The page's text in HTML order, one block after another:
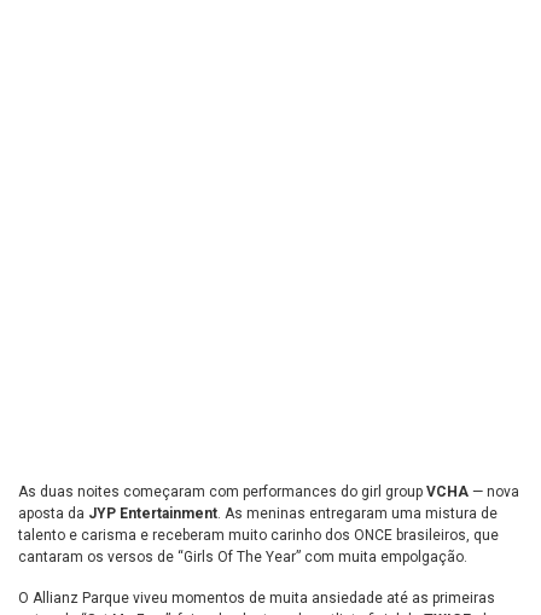
As duas noites começaram com performances do girl group VCHA — nova
aposta da JYP Entertainment. As meninas entregaram uma mistura de
talento e carisma e receberam muito carinho dos ONCE brasileiros, que
cantaram os versos de “Girls Of The Year” com muita empolgação.
O Allianz Parque viveu momentos de muita ansiedade até as primeiras